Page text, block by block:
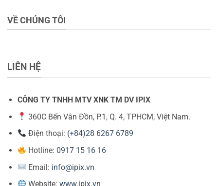
VỀ CHÚNG TÔI
LIÊN HỆ
CÔNG TY TNHH MTV XNK TM DV IPIX
360C Bến Vân Đồn, P.1, Q. 4, TPHCM, Việt Nam.
Điện thoại: (+84)28 6267 6789
Hotline: 0917 15 16 16
Email: info@ipix.vn
Website:www.ipix.vn